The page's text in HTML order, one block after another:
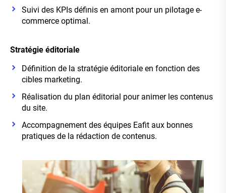
Suivi des KPIs définis en amont pour un pilotage e-
commerce optimal.
Stratégie éditoriale
Définition de la stratégie éditoriale en fonction des
cibles marketing.
Réalisation du plan éditorial pour animer les contenus
du site.
Accompagnement des équipes Eafit aux bonnes
pratiques de la rédaction de contenus.